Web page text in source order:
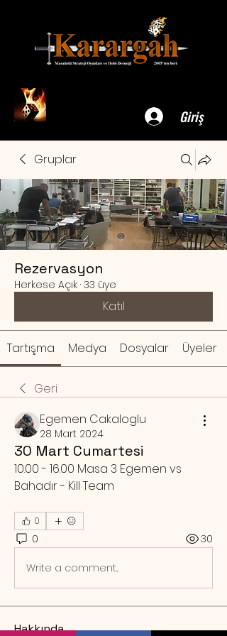
Giriş
Gruplar
Rezervasyon
Herkese Açık · 33 üye
Katıl
Tartışma Medya Dosyalar Üyeler
Geri
Egemen Cakaloglu
28 Mart 2024
30 Mart Cumartesi
10.00 - 16.00 Masa 3 Egemen vs
Bahadır - Kill Team
0
0 30
Write a comment...
Hakkında